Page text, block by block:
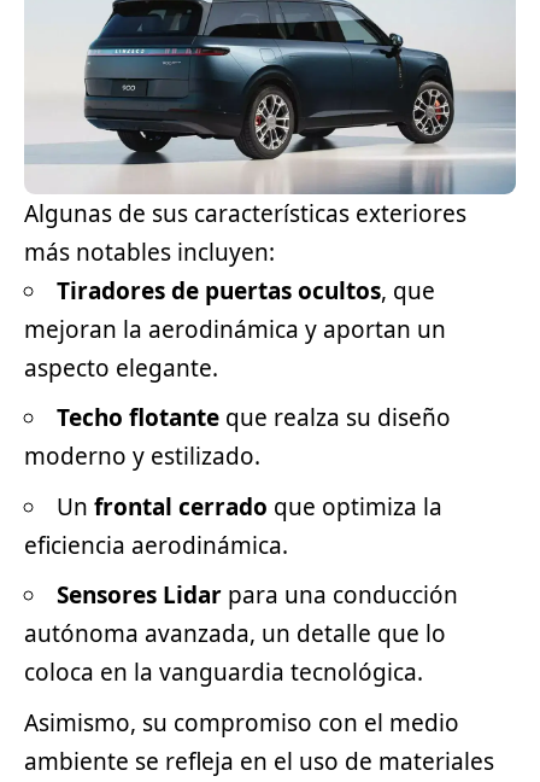
Algunas de sus características exteriores
más notables incluyen:
Tiradores de puertas ocultos, que
mejoran la aerodinámica y aportan un
aspecto elegante.
Techo flotante que realza su diseño
moderno y estilizado.
Un frontal cerrado que optimiza la
eficiencia aerodinámica.
Sensores Lidar para una conducción
autónoma avanzada, un detalle que lo
coloca en la vanguardia tecnológica.
Asimismo, su compromiso con el medio
ambiente se refleja en el uso de materiales